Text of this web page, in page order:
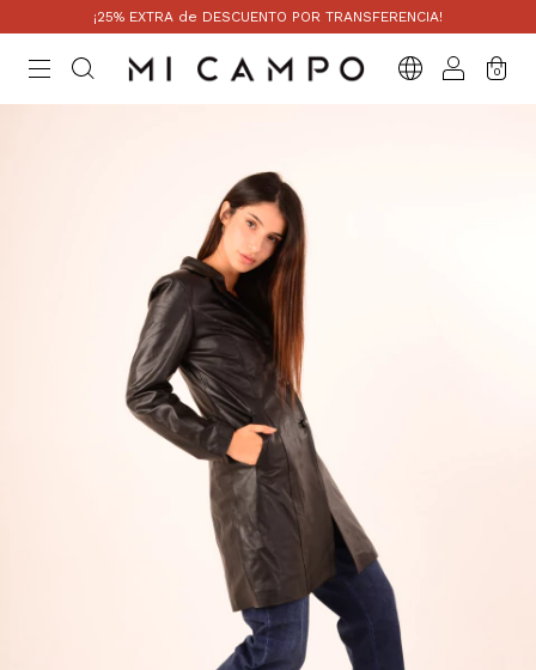
¡25% EXTRA de DESCUENTO POR TRANSFERENCIA!
0